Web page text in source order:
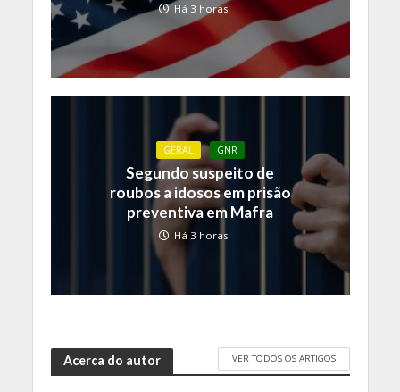
Há 3 horas
GERAL GNR
Segundo suspeito de
roubos a idosos em prisão
preventiva em Mafra
Há 3 horas
Acerca do autor VER TODOS OS ARTIGOS